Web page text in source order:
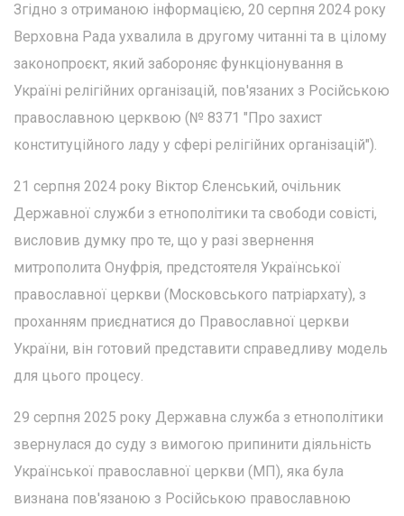
Згідно з отриманою інформацією, 20 серпня 2024 року
Верховна Рада ухвалила в другому читанні та в цілому
законопроєкт, який забороняє функціонування в
Україні релігійних організацій, пов'язаних з Російською
православною церквою (№ 8371 "Про захист
конституційного ладу у сфері релігійних організацій").
21 серпня 2024 року Віктор Єленський, очільник
Державної служби з етнополітики та свободи совісті,
висловив думку про те, що у разі звернення
митрополита Онуфрія, предстоятеля Української
православної церкви (Московського патріархату), з
проханням приєднатися до Православної церкви
України, він готовий представити справедливу модель
для цього процесу.
29 серпня 2025 року Державна служба з етнополітики
звернулася до суду з вимогою припинити діяльність
Української православної церкви (МП), яка була
визнана пов'язаною з Російською православною